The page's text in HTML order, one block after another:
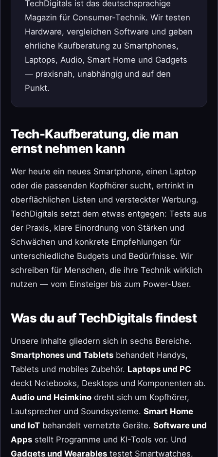
TechDigitals ist das deutschsprachige
Magazin für Consumer-Technik. Wir testen
Hardware, vergleichen Software und geben
ehrliche Kaufberatung zu Smartphones,
Laptops, Audio, Smart Home und Gadgets
— praxisnah, unabhängig und auf den
Punkt.
Tech-Kaufberatung, die man
ernst nehmen kann
Wer heute ein neues Smartphone, einen Laptop
oder die passenden Kopfhörer sucht, ertrinkt in
oberflächlichen Listen und versteckter Werbung.
TechDigitals setzt dem etwas entgegen: Tests aus
der Praxis, klare Einordnung von Stärken und
Schwächen und konkrete Empfehlungen für
unterschiedliche Budgets und Bedürfnisse. Wir
schreiben für Menschen, die ihre Technik wirklich
nutzen — vom Einsteiger bis zum Power-User.
Was du auf TechDigitals findest
Unsere Inhalte gliedern sich in sechs Bereiche.
Smartphones und Tablets behandelt Handys,
Tablets und mobiles Zubehör. Laptops und PC
deckt Notebooks, Desktops und Komponenten ab.
Audio und Heimkino dreht sich um Kopfhörer,
Lautsprecher und Soundsysteme. Smart Home
und IoT behandelt vernetzte Geräte. Software und
Apps stellt Programme und KI-Tools vor. Und
Gadgets und Wearables testet Smartwatches,